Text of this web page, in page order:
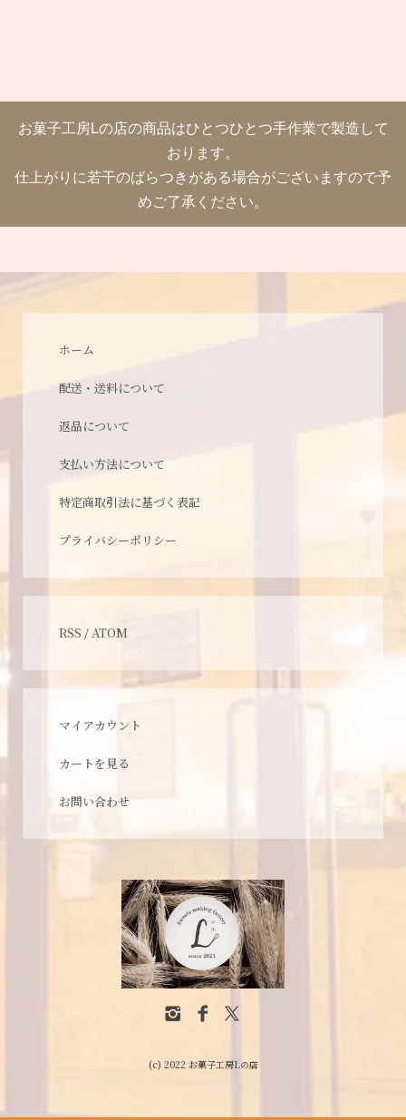
お菓子工房Lの店の商品はひとつひとつ手作業で製造して
おります。
仕上がりに若干のばらつきがある場合がございますので予
めご了承ください。
ホーム
配送・送料について
返品について
支払い方法について
特定商取引法に基づく表記
プライバシーポリシー
RSS /ATOM
マイアカウント
カートを見る
お問い合わせ
(c) 2022 お菓子工房Lの店